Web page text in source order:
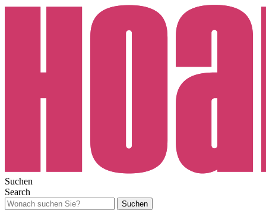
Suchen
Search
Suchen